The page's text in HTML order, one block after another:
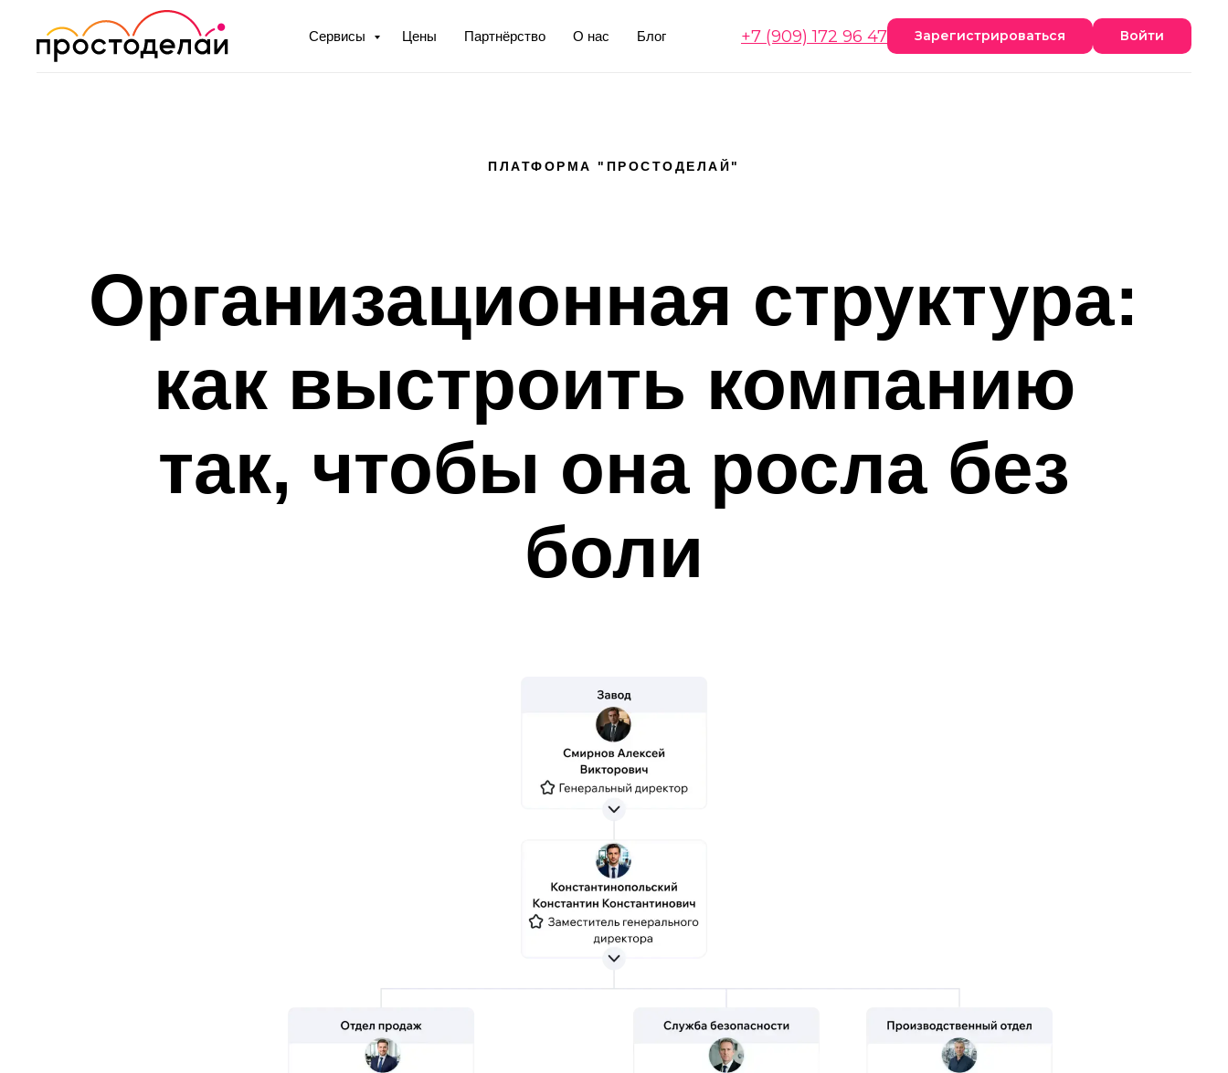
Сервисы Цены Партнёрство О нас Блог +7 (909) 172 96 47 Зарегистрироваться Войти
ПЛАТФОРМА "ПРОСТОДЕЛАЙ"
Организационная структура:
как выстроить компанию
так, чтобы она росла без
боли